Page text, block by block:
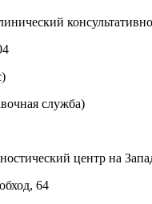
служба)
центр на
64